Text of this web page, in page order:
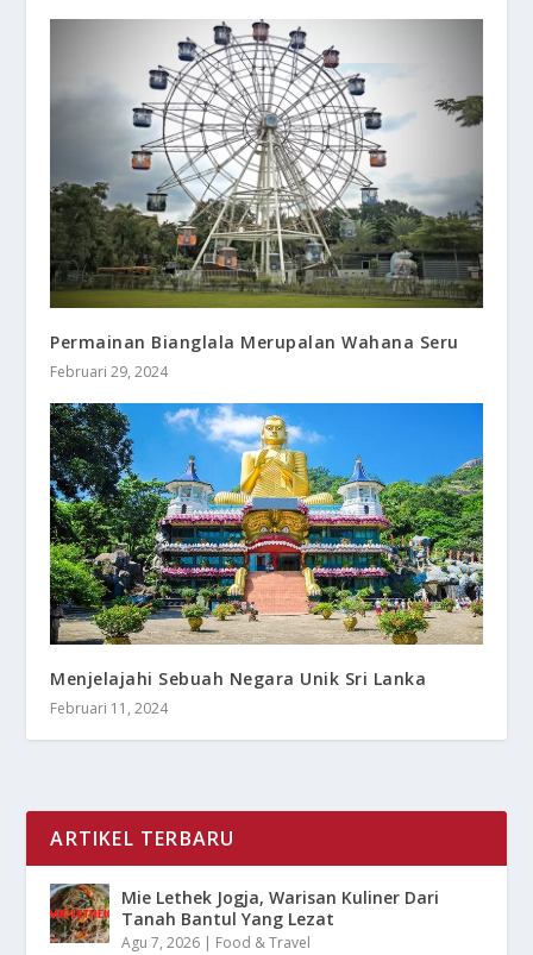
Permainan Bianglala Merupalan Wahana Seru
Februari 29, 2024
Menjelajahi Sebuah Negara Unik Sri Lanka
Februari 11, 2024
ARTIKEL TERBARU
Mie Lethek Jogja, Warisan Kuliner Dari
Tanah Bantul Yang Lezat
Agu 7, 2026 Food & Travel